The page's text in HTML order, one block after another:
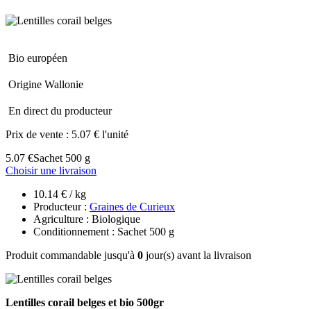
Bio européen
Origine Wallonie
En direct du producteur
Prix de vente : 5.07 € l'unité
5.07 €Sachet 500 g
Choisir une livraison
10.14 € / kg
Producteur : Graines de Curieux
Agriculture : Biologique
Conditionnement : Sachet 500 g
Produit commandable jusqu'à 0 jour(s) avant la livraison
Lentilles corail belges et bio 500gr